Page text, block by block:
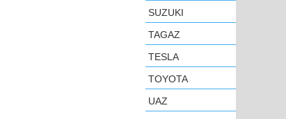
SUZUKI
TAGAZ
TESLA
TOYOTA
UAZ